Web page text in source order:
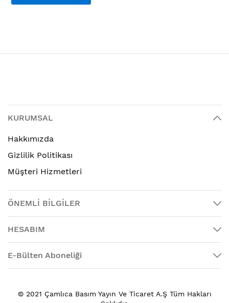
KURUMSAL
Hakkımızda
Gizlilik Politikası
Müşteri Hizmetleri
ÖNEMLİ BİLGİLER
HESABIM
E-Bülten Aboneliği
© 2021 Çamlıca Basım Yayın Ve Ticaret A.Ş Tüm Hakları